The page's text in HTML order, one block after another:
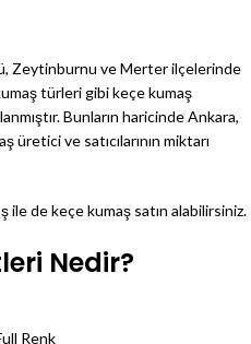
Zeytinburnu ve Merter ilçelerinde
türleri gibi keçe kumaş
Bunların haricinde Ankara,
ve satıcılarının miktarı
ile de keçe kumaş satın alabilirsiniz.
Nedir?
Renk